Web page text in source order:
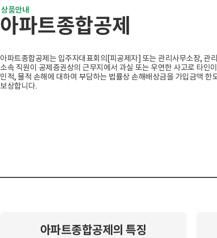
아파트종합공제
아파트종합공제는 입주자대표회의[피공제자] 또는 관리사무소장, 관
소속 직원이 공제증권상의 근무지에서 과실 또는 우연한 사고로 타인
인적, 물적 손해에 대하여 부담하는 법률상 손해배상금을 가입금액 한
보상합니다.
아파트종합공제의 특징